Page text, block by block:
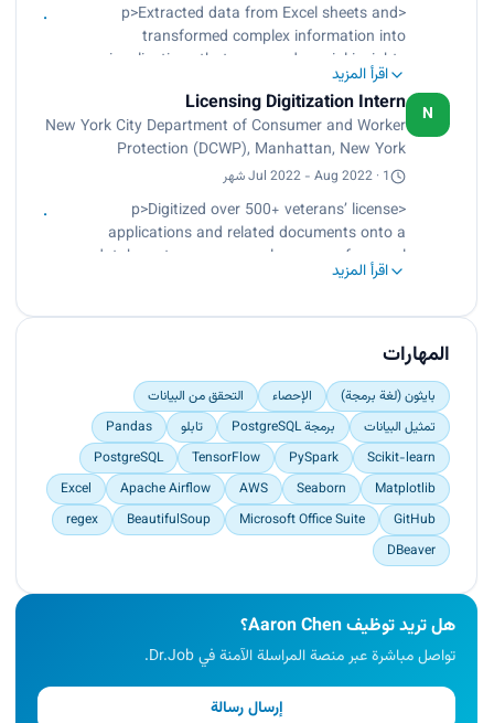
<p>Extracted data from Excel sheets and
transformed complex information into
visualizations that conveyed crucial insights
about the recruitment process to the Human
Capital team using Python’s pandas and
matplotlib.<br>
Oversaw the recruitment process of new hires by
creating 100+ job postings for vacancies across
DCWP’s 10 divisions through New York City’s
PAMS and NYCAPS.<br>
Supervised over 20 interns by streamlining their
onboarding process and informing them of
اقرأ المزيد
N
Licensing Digitization Intern
New York City Department of Consumer and Worker
Protection (DCWP), Manhattan, New York
Jul 2022 - Aug 2022 · 1 شهر
<p>Digitized over 500+ veterans’ license
applications and related documents onto a
database to ease renewal process of general
vendor licenses for applicants.<br>
mistakes and missing data.</p>
اقرأ المزيد
المهارات
بايثون (لغة برمجة) الإحصاء
التحقق من البيانات
تمثيل البيانات
برمجة PostgreSQL تابلو
Pandas
Scikit-learn
PySpark
TensorFlow
PostgreSQL
Matplotlib
Seaborn
AWS
Apache Airflow
Excel
GitHub
Microsoft Office Suite
BeautifulSoup
regex
DBeaver
هل تريد توظيف Aaron Chen؟
تواصل مباشرة عبر منصة المراسلة الآمنة في Dr.Job.
إرسال رسالة